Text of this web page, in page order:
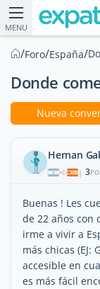
MENU
/Foro/España/
Donde
Nueva
Hernan
| 3
Buenas ! Les
de 22 años con
irme a vivir a
más chicas (EJ:
accesible en
es más fácil